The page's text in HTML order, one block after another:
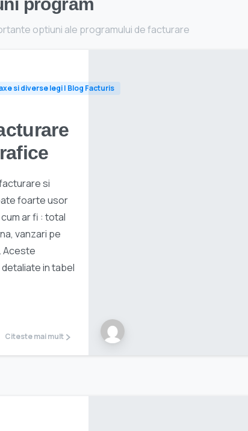
optiuni ale programului de facturare
si diverse legi | Blog Facturis
si
foarte usor
ar fi : total
vanzari pe
Aceste
in tabel
Citeste mai mult